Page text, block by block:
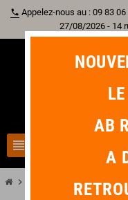
phone Appelez-nous au : 09 83
27/08/2026 - 14
view_headline
chevron_right Autre Instrumentchevron_right
AB
A